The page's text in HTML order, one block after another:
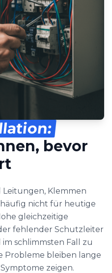
bevor
Leitungen, Klemmen
nicht für heutige
gleichzeitige
fehlender Schutzleiter
schlimmsten Fall zu
Probleme bleiben lange
zeigen.